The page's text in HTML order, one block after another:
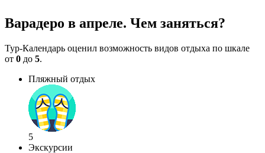
Варадеро в апреле. Чем заняться?
Тур-Календарь оценил возможность видов отдыха по шкале
от 0 до 5.
Пляжный отдых
5
Экскурсии